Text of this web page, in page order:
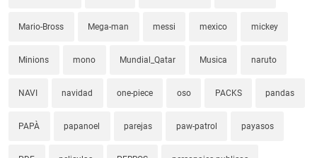
Mario-Bross Mega-man messi mexico mickey
Minions mono Mundial_Qatar Musica naruto
NAVI navidad one-piece oso PACKS pandas
PAPÀ papanoel parejas paw-patrol payasos